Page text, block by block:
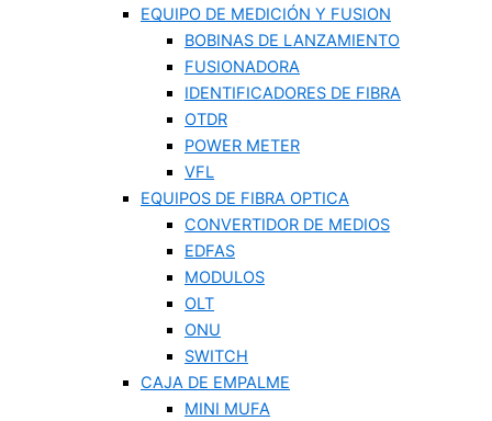
EQUIPO DE MEDICIÓN Y FUSION
BOBINAS DE LANZAMIENTO
FUSIONADORA
IDENTIFICADORES DE FIBRA
OTDR
POWER METER
VFL
EQUIPOS DE FIBRA OPTICA
CONVERTIDOR DE MEDIOS
EDFAS
MODULOS
OLT
ONU
SWITCH
CAJA DE EMPALME
MINI MUFA